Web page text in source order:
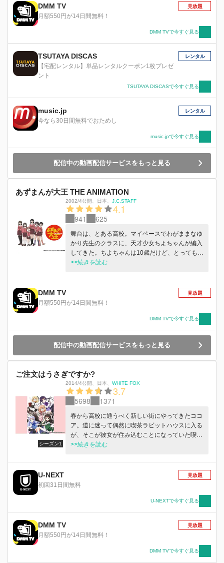
DMM TV
月額550円が14日間無料！
見放題
DMM TVで今すぐ見る
TSUTAYA DISCAS
【宅配レンタル】単品レンタルクーポン1枚プレゼ
ント
レンタル
TSUTAYA DISCASで今すぐ見る
music.jp
今なら30日間無料でおためし
レンタル
music.jpで今すぐ見る
配信中の動画配信サービスをもっと見る
あずまんが大王 THE ANIMATION
2002/4公開 日本 J.C.STAFF
4.1
941 625
舞台は、とある高校。マイペースでわがままなゆ
かり先生のクラスに、天才少女ちよちゃんが編入
してきた。ちよちゃんは10歳だけど、とっても頭
がいいので高校生になったのだ！ さらにゆかり
たして、ちよちゃんたちは、まともな高校生活を
送ることができるのか!?©あずまきよひこ/アスキ
ー・メディアワークス/あずまんが大王製作委員
>>続きを読む
DMM TV
月額550円が14日間無料！
見放題
DMM TVで今すぐ見る
配信中の動画配信サービスをもっと見る
ご注文はうさぎですか?
シーズン1
2014/4公開 日本 WHITE FOX
3.7
5698 1371
春から高校に通うべく新しい街にやってきたココ
ア。道に迷って偶然に喫茶ラビットハウスに入る
が、そこが彼女が住み込むことになっていた喫茶
店だった。全方位的なかわいさを持つ人物たち
てがかわいい！
>>続きを読む
U-NEXT
初回31日間無料
見放題
U-NEXTで今すぐ見る
DMM TV
月額550円が14日間無料！
見放題
DMM TVで今すぐ見る